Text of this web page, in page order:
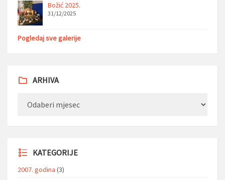
Božić 2025.
31/12/2025
Pogledaj sve galerije
ARHIVA
KATEGORIJE
2007. godina (3)